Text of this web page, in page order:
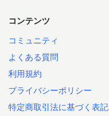
コンテンツ
コミュニティ
よくある質問
利用規約
プライバシーポリシー
特定商取引法に基づく表記